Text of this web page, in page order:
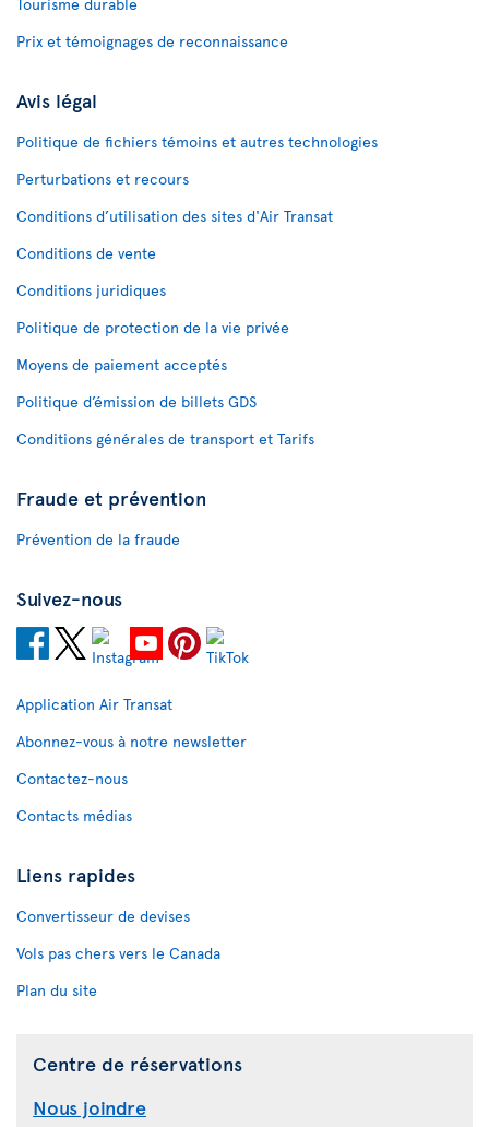
Tourisme durable
Prix et témoignages de reconnaissance
Avis légal
Politique de fichiers témoins et autres technologies
Perturbations et recours
Conditions d’utilisation des sites d'Air Transat
Conditions de vente
Conditions juridiques
Politique de protection de la vie privée
Moyens de paiement acceptés
Politique d’émission de billets GDS
Conditions générales de transport et Tarifs
Fraude et prévention
Prévention de la fraude
Suivez-nous
Application Air Transat
Abonnez-vous à notre newsletter
Contactez-nous
Contacts médias
Liens rapides
Convertisseur de devises
Vols pas chers vers le Canada
Plan du site
Centre de réservations
Nous joindre